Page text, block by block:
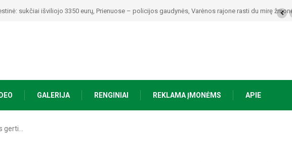
kaitros smogs audros – įvardijo, kuriuose regionuose bus pavojingiausia
GALERIJA RENGINIAI REKLAMA ĮMONĖMS APIE
gerti…